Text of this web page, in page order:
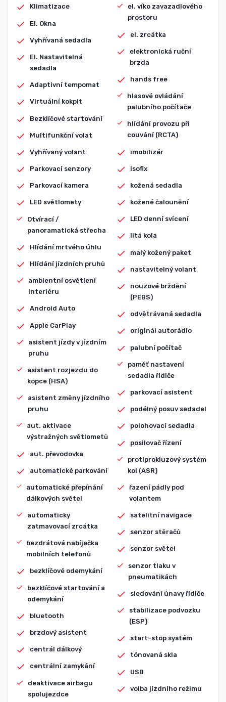
Klimatizace
El. Okna
Vyhřívaná sedadla
El. Nastavitelná
sedadla
Adaptivní tempomat
Virtuální kokpit
Bezklíčové startování
Multifunkční volat
Vyhřívaný volant
Parkovací senzory
Parkovací kamera
LED světlomety
Otvírací /
panoramatická střecha
Hlídání mrtvého úhlu
Hlídání jízdních pruhů
ambientní osvětlení
interiéru
Android Auto
Apple CarPlay
asistent jízdy v jízdním
pruhu
asistent rozjezdu do
kopce (HSA)
asistent změny jízdního
pruhu
aut. aktivace
výstražných světlometů
aut. převodovka
automatické parkování
automatické přepínání
dálkových světel
automaticky
zatmavovací zrcátka
bezdrátová nabíječka
mobilních telefonů
bezklíčové odemykání
bezklíčové startování a
odemykání
bluetooth
brzdový asistent
centrál dálkový
centrální zamykání
deaktivace airbagu
spolujezdce
el. víko zavazadlového
prostoru
el. zrcátka
elektronická ruční
brzda
hands free
hlasové ovládání
palubního počítače
hlídání provozu při
couvání (RCTA)
imobilizér
isofix
kožená sedadla
kožené čalounění
LED denní svícení
litá kola
malý kožený paket
nastavitelný volant
nouzové brždění
(PEBS)
odvětrávaná sedadla
originál autorádio
palubní počítač
paměť nastavení
sedadla řidiče
parkovací asistent
podélný posuv sedadel
polohovací sedadla
posilovač řízení
protiprokluzový systém
kol (ASR)
řazení pádly pod
volantem
satelitní navigace
senzor stěračů
senzor světel
senzor tlaku v
pneumatikách
sledování únavy řidiče
stabilizace podvozku
(ESP)
start-stop systém
tónovaná skla
USB
volba jízdního režimu